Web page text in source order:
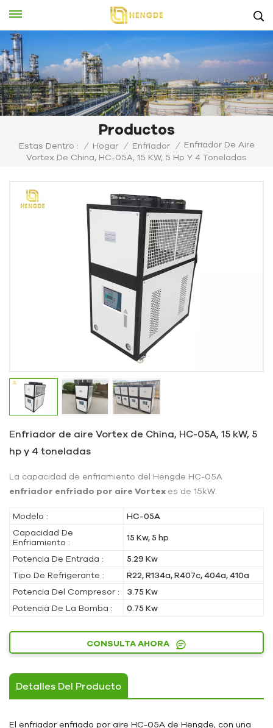
Productos
Estas Dentro : / Hogar / Enfriador /
Enfriador De Aire
Vortex De China, HC-05A, 15 KW, 5 Hp Y 4 Toneladas
Enfriador de aire Vortex de China, HC-05A, 15 kW, 5
hp y 4 toneladas
La capacidad de enfriamiento del Hengde HC-05A
enfriador enfriado por aire Vortex es de 15kW.
Modelo :
HC-05A
Capacidad De
Enfriamiento :
15 Kw, 5 hp
Potencia De Entrada :
5.29 Kw
Tipo De Refrigerante :
R22, R134a, R407c, 404a, 410a
Potencia Del Compresor :
3.75 Kw
Potencia De La Bomba :
0.75 Kw
CONSULTA AHORA
Detalles Del Producto
El enfriador enfriado por aire HC-05A de Hengde, con una